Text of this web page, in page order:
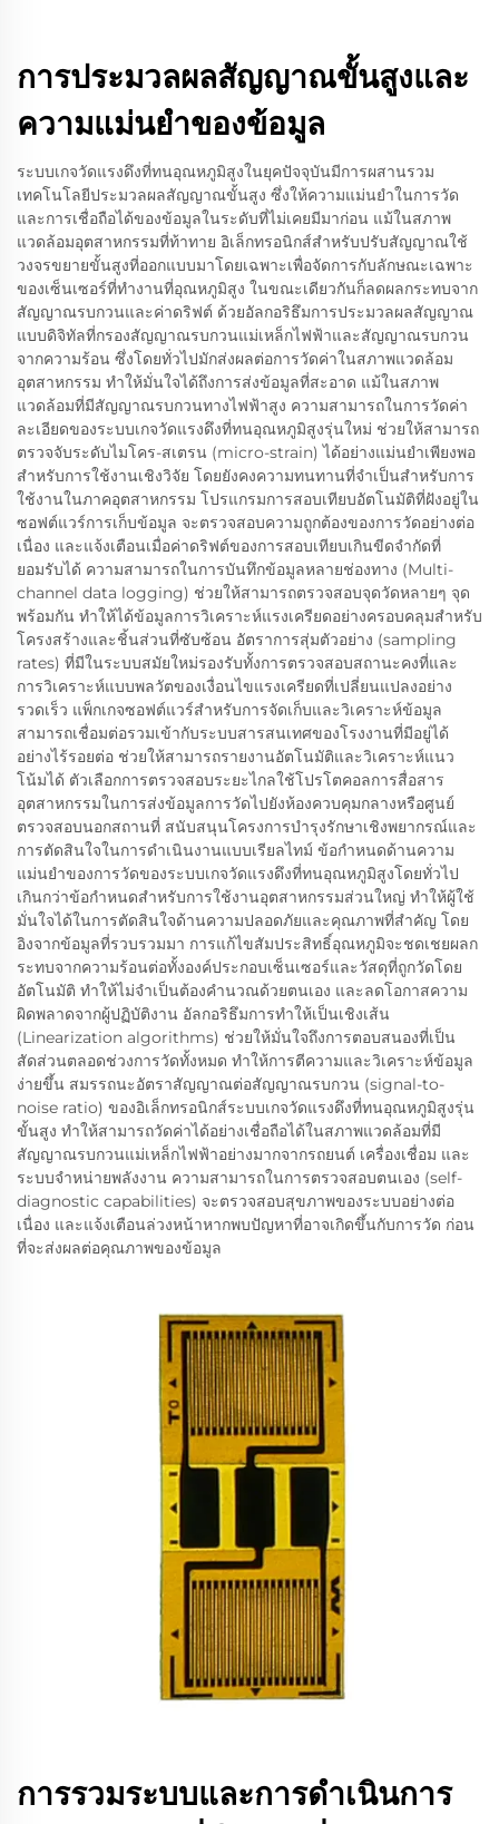
การประมวลผลสัญญาณขั้นสูงและ
ความแม่นยำของข้อมูล
ระบบเกจวัดแรงดึงที่ทนอุณหภูมิสูงในยุคปัจจุบันมีการผสานรวม
เทคโนโลยีประมวลผลสัญญาณขั้นสูง ซึ่งให้ความแม่นยำในการวัด
และการเชื่อถือได้ของข้อมูลในระดับที่ไม่เคยมีมาก่อน แม้ในสภาพ
แวดล้อมอุตสาหกรรมที่ท้าทาย อิเล็กทรอนิกส์สำหรับปรับสัญญาณใช้
วงจรขยายขั้นสูงที่ออกแบบมาโดยเฉพาะเพื่อจัดการกับลักษณะเฉพาะ
ของเซ็นเซอร์ที่ทำงานที่อุณหภูมิสูง ในขณะเดียวกันก็ลดผลกระทบจาก
สัญญาณรบกวนและค่าดริฟต์ ด้วยอัลกอริธึมการประมวลผลสัญญาณ
แบบดิจิทัลที่กรองสัญญาณรบกวนแม่เหล็กไฟฟ้าและสัญญาณรบกวน
จากความร้อน ซึ่งโดยทั่วไปมักส่งผลต่อการวัดค่าในสภาพแวดล้อม
อุตสาหกรรม ทำให้มั่นใจได้ถึงการส่งข้อมูลที่สะอาด แม้ในสภาพ
แวดล้อมที่มีสัญญาณรบกวนทางไฟฟ้าสูง ความสามารถในการวัดค่า
ละเอียดของระบบเกจวัดแรงดึงที่ทนอุณหภูมิสูงรุ่นใหม่ ช่วยให้สามารถ
ตรวจจับระดับไมโคร-สเตรน (micro-strain) ได้อย่างแม่นยำเพียงพอ
สำหรับการใช้งานเชิงวิจัย โดยยังคงความทนทานที่จำเป็นสำหรับการ
ใช้งานในภาคอุตสาหกรรม โปรแกรมการสอบเทียบอัตโนมัติที่ฝังอยู่ใน
ซอฟต์แวร์การเก็บข้อมูล จะตรวจสอบความถูกต้องของการวัดอย่างต่อ
เนื่อง และแจ้งเตือนเมื่อค่าดริฟต์ของการสอบเทียบเกินขีดจำกัดที่
ยอมรับได้ ความสามารถในการบันทึกข้อมูลหลายช่องทาง (Multi-
channel data logging) ช่วยให้สามารถตรวจสอบจุดวัดหลายๆ จุด
พร้อมกัน ทำให้ได้ข้อมูลการวิเคราะห์แรงเครียดอย่างครอบคลุมสำหรับ
โครงสร้างและชิ้นส่วนที่ซับซ้อน อัตราการสุ่มตัวอย่าง (sampling
rates) ที่มีในระบบสมัยใหม่รองรับทั้งการตรวจสอบสถานะคงที่และ
การวิเคราะห์แบบพลวัตของเงื่อนไขแรงเครียดที่เปลี่ยนแปลงอย่าง
รวดเร็ว แพ็กเกจซอฟต์แวร์สำหรับการจัดเก็บและวิเคราะห์ข้อมูล
สามารถเชื่อมต่อรวมเข้ากับระบบสารสนเทศของโรงงานที่มีอยู่ได้
อย่างไร้รอยต่อ ช่วยให้สามารถรายงานอัตโนมัติและวิเคราะห์แนว
โน้มได้ ตัวเลือกการตรวจสอบระยะไกลใช้โปรโตคอลการสื่อสาร
อุตสาหกรรมในการส่งข้อมูลการวัดไปยังห้องควบคุมกลางหรือศูนย์
ตรวจสอบนอกสถานที่ สนับสนุนโครงการบำรุงรักษาเชิงพยากรณ์และ
การตัดสินใจในการดำเนินงานแบบเรียลไทม์ ข้อกำหนดด้านความ
แม่นยำของการวัดของระบบเกจวัดแรงดึงที่ทนอุณหภูมิสูงโดยทั่วไป
เกินกว่าข้อกำหนดสำหรับการใช้งานอุตสาหกรรมส่วนใหญ่ ทำให้ผู้ใช้
มั่นใจได้ในการตัดสินใจด้านความปลอดภัยและคุณภาพที่สำคัญ โดย
อิงจากข้อมูลที่รวบรวมมา การแก้ไขสัมประสิทธิ์อุณหภูมิจะชดเชยผลก
ระทบจากความร้อนต่อทั้งองค์ประกอบเซ็นเซอร์และวัสดุที่ถูกวัดโดย
อัตโนมัติ ทำให้ไม่จำเป็นต้องคำนวณด้วยตนเอง และลดโอกาสความ
ผิดพลาดจากผู้ปฏิบัติงาน อัลกอริธึมการทำให้เป็นเชิงเส้น
(Linearization algorithms) ช่วยให้มั่นใจถึงการตอบสนองที่เป็น
สัดส่วนตลอดช่วงการวัดทั้งหมด ทำให้การตีความและวิเคราะห์ข้อมูล
ง่ายขึ้น สมรรถนะอัตราสัญญาณต่อสัญญาณรบกวน (signal-to-
noise ratio) ของอิเล็กทรอนิกส์ระบบเกจวัดแรงดึงที่ทนอุณหภูมิสูงรุ่น
ขั้นสูง ทำให้สามารถวัดค่าได้อย่างเชื่อถือได้ในสภาพแวดล้อมที่มี
สัญญาณรบกวนแม่เหล็กไฟฟ้าอย่างมากจากรถยนต์ เครื่องเชื่อม และ
ระบบจำหน่ายพลังงาน ความสามารถในการตรวจสอบตนเอง (self-
diagnostic capabilities) จะตรวจสอบสุขภาพของระบบอย่างต่อ
เนื่อง และแจ้งเตือนล่วงหน้าหากพบปัญหาที่อาจเกิดขึ้นกับการวัด ก่อน
ที่จะส่งผลต่อคุณภาพของข้อมูล
การรวมระบบและการดำเนินการ